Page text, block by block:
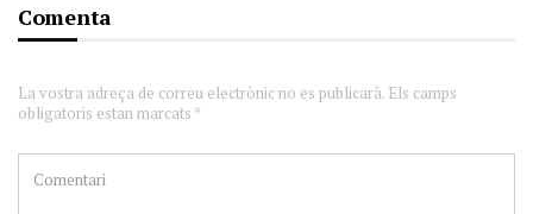
Comenta
La vostra adreça de correu electrònic no es publicarà. Els camps
obligatoris estan marcats *